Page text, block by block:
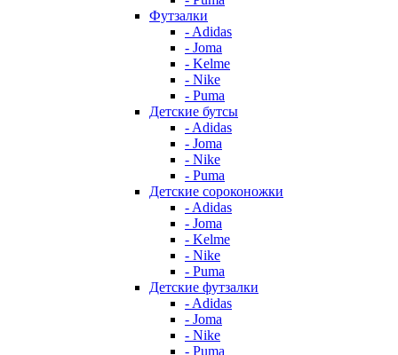
Футзалки
- Adidas
- Joma
- Kelme
- Nike
- Puma
Детские бутсы
- Adidas
- Joma
- Nike
- Puma
Детские сороконожки
- Adidas
- Joma
- Kelme
- Nike
- Puma
Детские футзалки
- Adidas
- Joma
- Nike
- Puma